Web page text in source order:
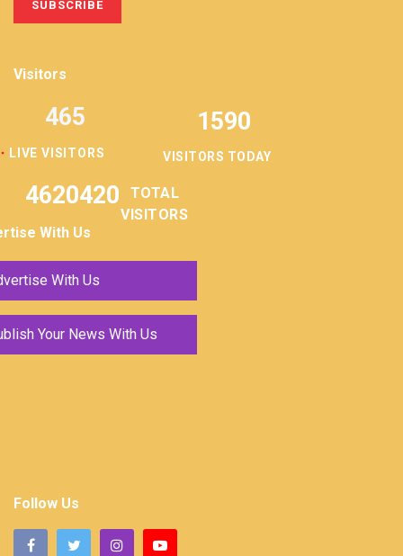
Visitors
LIVE VISITORS
465 1590
VISITORS TODAY
4620420
TOTAL
VISITORS
With Us
With Us
Your News With Us
Follow Us